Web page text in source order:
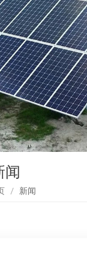
闻
/ 新闻